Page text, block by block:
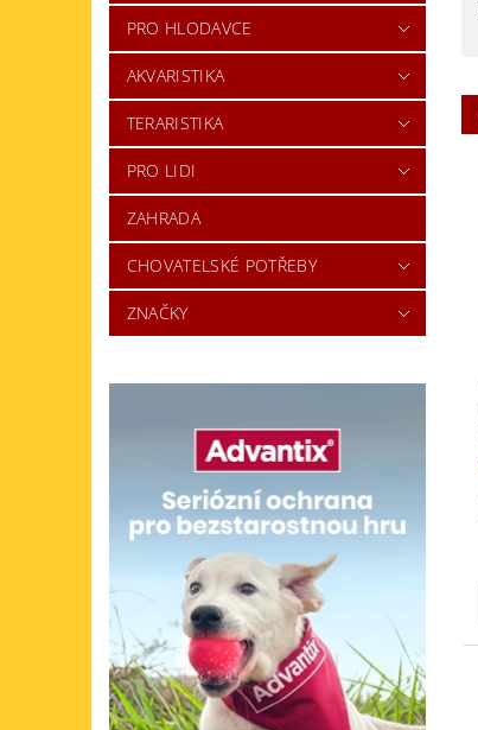
PRO HLODAVCE
AKVARISTIKA
TERARISTIKA
PRO LIDI
ZAHRADA
CHOVATELSKÉ POTŘEBY
ZNAČKY